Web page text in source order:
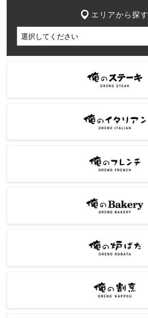
エリアから探す